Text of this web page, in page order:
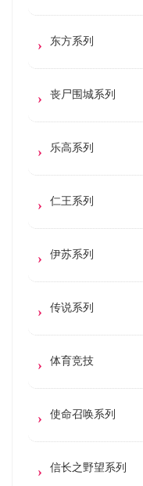
东方系列
丧尸围城系列
乐高系列
仁王系列
伊苏系列
传说系列
体育竞技
使命召唤系列
信长之野望系列